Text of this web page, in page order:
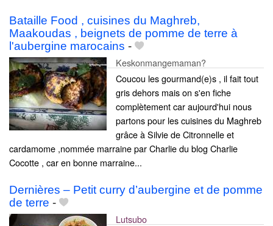
Bataille Food , cuisines du Maghreb,
Maakoudas , beignets de pomme de terre à
l'aubergine marocains -
Keskonmangemaman?
Coucou les gourmand(e)s , il fait tout
gris dehors mais on s'en fiche
complètement car aujourd'hui nous
partons pour les cuisines du Maghreb
grâce à Silvie de Citronnelle et
cardamome ,nommée marraine par Charlie du blog Charlie
Cocotte , car en bonne marraine...
Dernières – Petit curry d’aubergine et de pomme
de terre -
Lutsubo